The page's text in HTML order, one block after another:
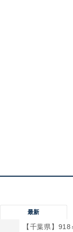
最新
【千葉県】